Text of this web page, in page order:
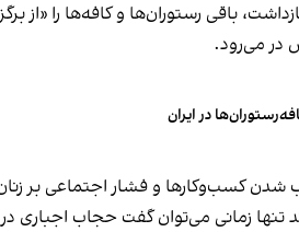
باقی رستوران‌ها و کافه‌ها را «از
در می‌رود.
در ایران
تنها زمانی می‌توان گفت حجاب اجباری